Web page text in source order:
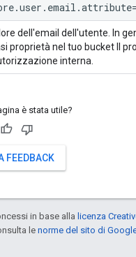
dell'email dell'utente. In
proprietà nel tuo bucket Il
interna.
è stata utile?
FEEDBACK
in base alla licenza
le norme del sito di